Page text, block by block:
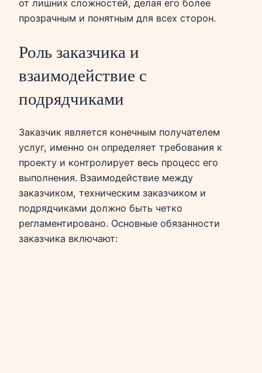
от лишних сложностей, делая его более
прозрачным и понятным для всех сторон.
Роль заказчика и
взаимодействие с
подрядчиками
Заказчик является конечным получателем
услуг, именно он определяет требования к
проекту и контролирует весь процесс его
выполнения. Взаимодействие между
заказчиком, техническим заказчиком и
подрядчиками должно быть четко
регламентировано. Основные обязанности
заказчика включают: